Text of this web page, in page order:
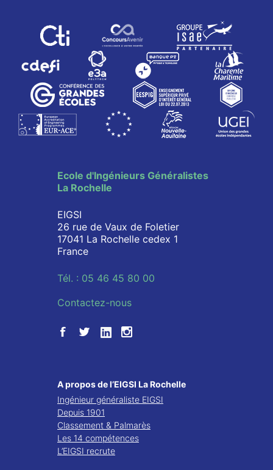
Ecole d'Ingénieurs Généralistes
La Rochelle
EIGSI
26 rue de Vaux de Foletier
17041 La Rochelle cedex 1
France
Tél. : 05 46 45 80 00
Contactez-nous
A propos de l’EIGSI La Rochelle
Ingénieur généraliste EIGSI
Depuis 1901
Classement & Palmarès
Les 14 compétences
L’EIGSI recrute